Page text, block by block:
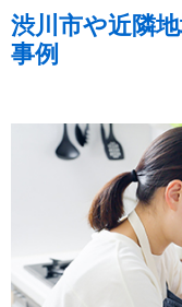
渋川市や近隣
事例